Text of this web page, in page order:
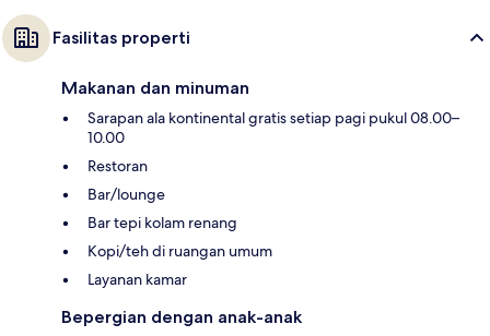
Fasilitas properti
Makanan dan minuman
Sarapan ala kontinental gratis setiap pagi pukul 08.00–
10.00
Restoran
Bar/lounge
Bar tepi kolam renang
Kopi/teh di ruangan umum
Layanan kamar
Bepergian dengan anak-anak